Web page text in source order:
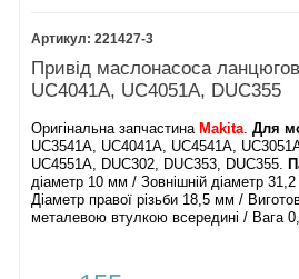
221427-3
Привід маслонасоса
UC4041A, UC4051A, DUC355
Оригінальна запчастина Makita.Для
UC3541A, UC4041A, UC4541A,
UC4551A, DUC302, DUC353, DUC355.
діаметр 10 мм / Зовнішній діаметр
Діаметр правої різьби 18,5 мм /
металевою втулкою всередині / Вага